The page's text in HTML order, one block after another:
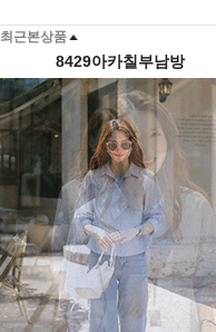
최근본상품
8429아카칠부남방